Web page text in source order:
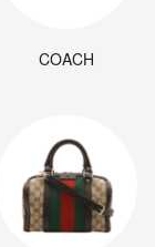
COACH